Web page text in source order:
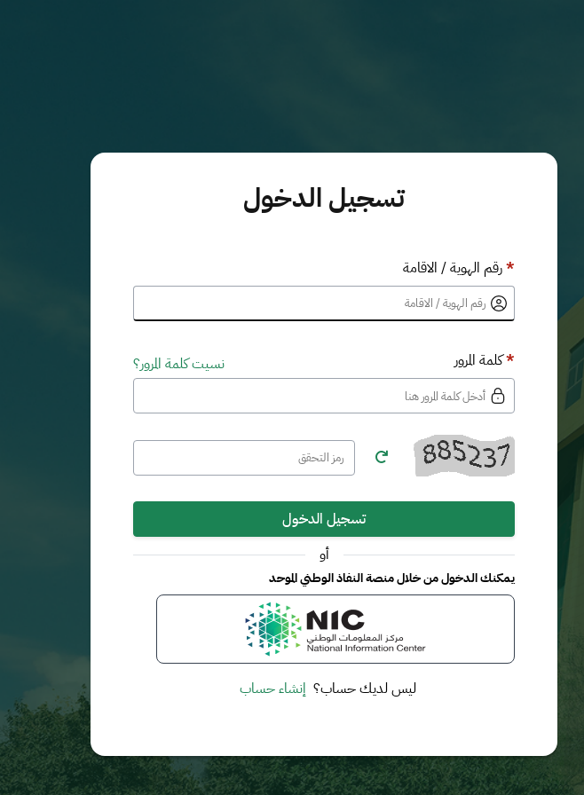
تسجيل الدخول
*رقم الهوية / الاقامة
*كلمة المرور نسيت كلمة المرور؟
تسجيل الدخول
أو
يمكنك الدخول من خلال منصة النفاذ الوطني الموحد
ليس لديك حساب؟ إنشاء حساب